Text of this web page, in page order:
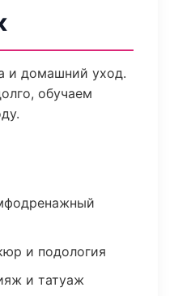
и домашний уход.
обучаем
и подология
и татуаж